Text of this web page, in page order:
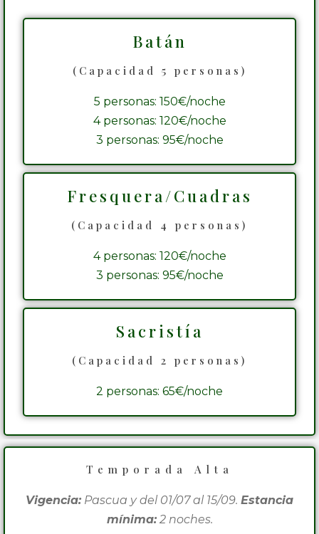
Batán
(Capacidad 5 personas)
5 personas: 150€/noche
4 personas: 120€/noche
3 personas: 95€/noche
Fresquera/Cuadras
(Capacidad 4 personas)
4 personas: 120€/noche
3 personas: 95€/noche
Sacristía
(Capacidad 2 personas)
2 personas: 65€/noche
Temporada Alta
Vigencia:Pascua y del 01/07 al 15/09. Estancia
mínima:2 noches.